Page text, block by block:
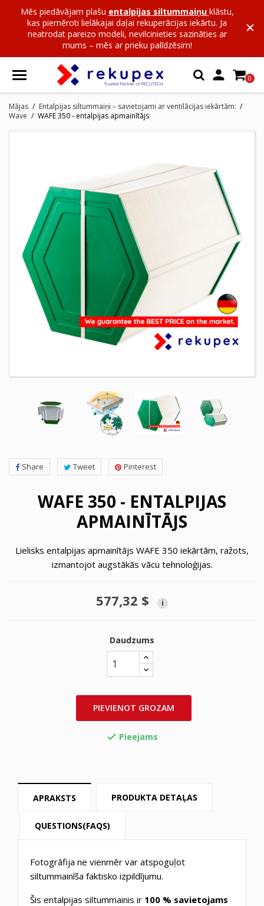
Mēs piedāvājam plašu entalpijas siltummaiņu klāstu,
kas piemēroti lielākajai daļai rekuperācijas iekārtu. Ja
neatrodat pareizo modeli, nevilcinieties sazināties ar
mums – mēs ar prieku palīdzēsim!
 0
Mājas
Entalpijas siltummaiņi – savietojami ar ventilācijas iekārtām:
Wave
WAFE 350 - entalpijas apmainītājs
Share Tweet Pinterest
WAFE 350 - ENTALPIJAS
APMAINĪTĀJS
Lielisks entalpijas apmainītājs WAFE 350 iekārtām, ražots,
izmantojot augstākās vācu tehnoloģijas.
577,32 $ i
Daudzums
PIEVIENOT GROZAM
 Pieejams
APRAKSTS PRODUKTA DETAĻAS
QUESTIONS(FAQS)
Fotogrāfija ne vienmēr var atspoguļot
siltummainīša faktisko izpildījumu.
Šis entalpijas siltummainis ir 100 % savietojams